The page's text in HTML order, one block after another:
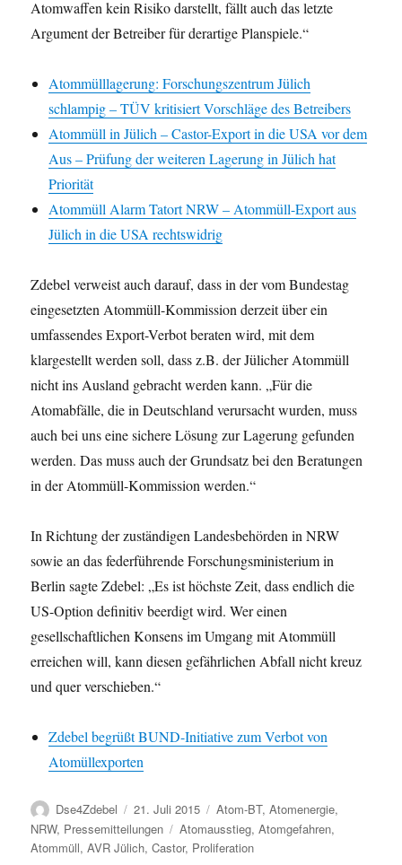
Atomwaffen kein Risiko darstellt, fällt auch das letzte
Argument der Betreiber für derartige Planspiele.“
Atommülllagerung: Forschungszentrum Jülich
schlampig – TÜV kritisiert Vorschläge des Betreibers
Atommüll in Jülich – Castor-Export in die USA vor dem
Aus – Prüfung der weiteren Lagerung in Jülich hat
Priorität
Atommüll Alarm Tatort NRW – Atommüll-Export aus
Jülich in die USA rechtswidrig
Zdebel verweist auch darauf, dass in der vom Bundestag
eingesetzten Atommüll-Kommission derzeit über ein
umfassendes Export-Verbot beraten wird, mit dem
klargestellt werden soll, dass z.B. der Jülicher Atommüll
nicht ins Ausland gebracht werden kann. „Für die
Atomabfälle, die in Deutschland verursacht wurden, muss
auch bei uns eine sichere Lösung zur Lagerung gefunden
werden. Das muss auch der Grundsatz bei den Beratungen
in der Atommüll-Kommission werden.“
In Richtung der zuständigen Landesbehörden in NRW
sowie an das federführende Forschungsministerium in
Berlin sagte Zdebel: „Es ist höchste Zeit, dass endlich die
US-Option definitiv beerdigt wird. Wer einen
gesellschaftlichen Konsens im Umgang mit Atommüll
erreichen will, kann diesen gefährlichen Abfall nicht kreuz
und quer verschieben.“
Zdebel begrüßt BUND-Initiative zum Verbot von
Atomüllexporten
Autor
Dse4Zdebel
Veröffentlicht
am
21. Juli 2015 Kategorien
Atom-BT,Atomenergie,
NRW, Pressemitteilungen Schlagwörter
Atomausstieg,Atomgefahren,
Atommüll,AVR Jülich,Castor, Proliferation